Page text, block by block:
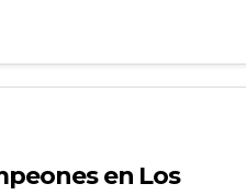
en Los